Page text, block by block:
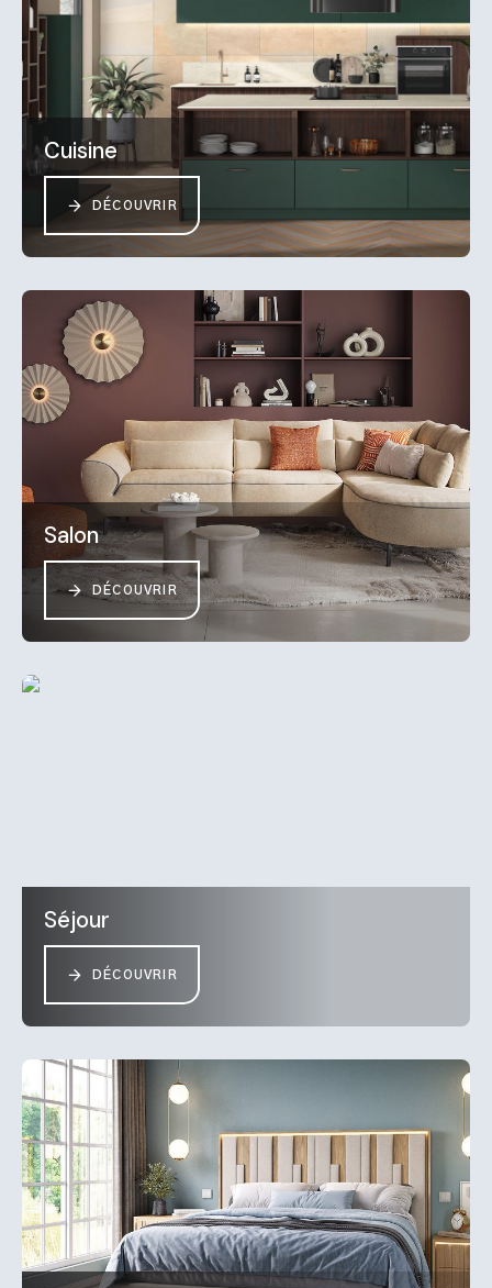
Cuisine
DÉCOUVRIR
Salon
DÉCOUVRIR
Séjour
DÉCOUVRIR